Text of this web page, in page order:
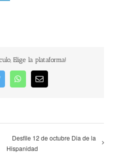
Elige la plataforma!
WhatsAppCorreo
electrónico
Desfile 12 de octubre Dia de la
Hispanidad